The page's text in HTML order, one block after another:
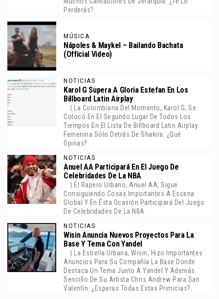
Perderás?.
MÚSICA
Nápoles & Maykel – Bailando Bachata
(Official Video)
NOTICIAS
Karol G Supera A Gloria Estefan En Los
Billboard Latin Airplay
| La Colombiana Del Momento, Karol G, Se
Colocó En El Segundo Lugar De Todos Los
Tiempos En El Lista De Billboard Latin Airplay
Femenina Sólo Detrás De Shakira. ¿Qué
Opinas?.
NOTICIAS
Anuel AA Participará En El Juego De
Celebridades De La NBA
| El Rapero Urbano, Anuel AA, Sigue
Consiguiendo Cosas Importantes A Escena
Global Y En Ésta Ocasión Participará Del Juego
De Celebridades De La NBA.
NOTICIAS
Wisin Anuncia Nuevos Proyectos Para La
Base Y Tema Con Yandel
| La Estrella Urbana, Wisin, Hizo Importantes
Anuncios Para Su Compañía La Base Donde
Destaca Un Tema Junto A Yandel Y Además
Sencillo De Su Artista Chris Andrew Para San
Valentín. ¿Esperas Todas Estas Primicias?.